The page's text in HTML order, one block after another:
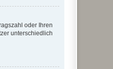
oder Ihren
unterschiedlich